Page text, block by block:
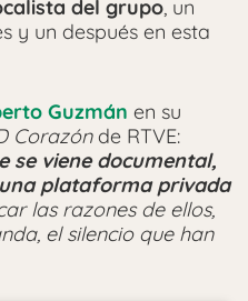
del grupo, un
y un después en esta
Guzmán en su
Corazónde RTVE:
se viene documental,
plataforma privada
las razones de ellos,
el silencio que han